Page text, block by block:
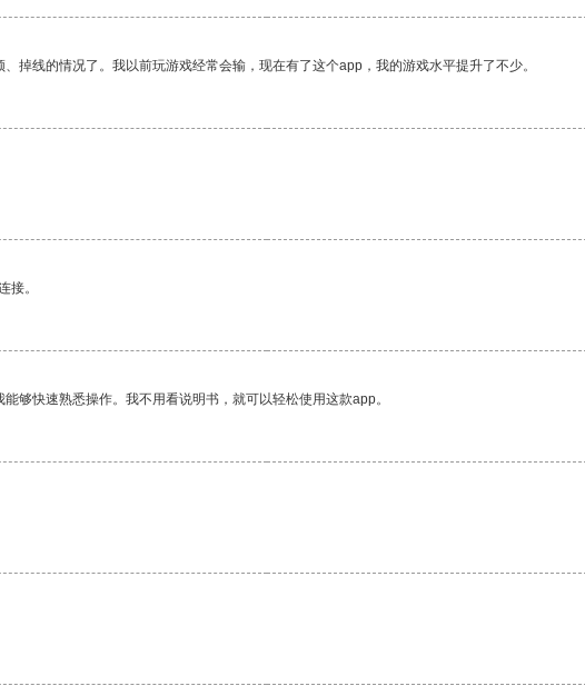
掉线的情况了。我以前玩游戏经常会输，现在有了这个app，我的游戏水平提升了不少。
接。
够快速熟悉操作。我不用看说明书，就可以轻松使用这款app。